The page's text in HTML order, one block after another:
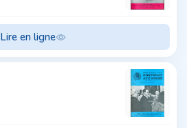
Lire en ligne